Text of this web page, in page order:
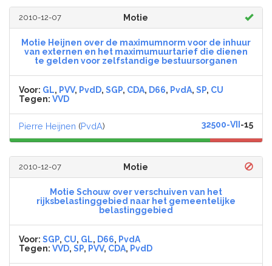
2010-12-07 Motie
Motie Heijnen over de maximumnorm voor de inhuur
van externen en het maximumuurtarief die dienen
te gelden voor zelfstandige bestuursorganen
Voor: GL, PVV, PvdD, SGP, CDA, D66, PvdA, SP, CU
Tegen: VVD
Pierre Heijnen (PvdA) 32500-VII -15
2010-12-07 Motie
Motie Schouw over verschuiven van het
rijksbelastinggebied naar het gemeentelijke
belastinggebied
Voor: SGP, CU, GL, D66, PvdA
Tegen: VVD, SP, PVV, CDA, PvdD